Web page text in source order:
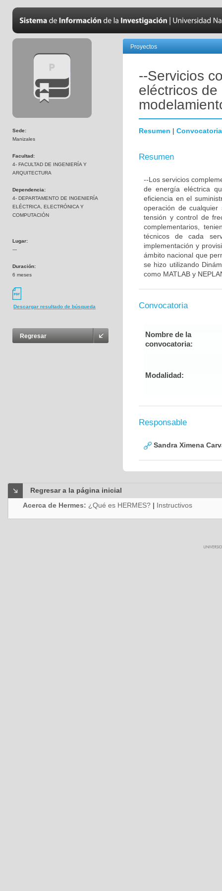
Sede:
Manizales
Facultad:
4- FACULTAD DE INGENIERÍA Y
ARQUITECTURA
Dependencia:
4- DEPARTAMENTO DE INGENIERÍA
ELÉCTRICA, ELECTRÓNICA Y
COMPUTACIÓN
Lugar:
---
Duración:
6 meses
Descargar resultado de búsqueda
Regresar
Proyectos
--Servicios
eléctricos
Resumen | Convocatoria
Resumen
--Los servicios
de energía eléctrica
eficiencia en el
operación de
tensión y control de
complementarios,
técnicos de cada
implementación y
ámbito nacional que
se hizo utilizando
como MATLAB y
Convocatoria
Nombre de la
convocatoria:
Modalidad:
Responsable
Sandra Ximena
Regresar a la página inicial
Acerca de Hermes: ¿Qué es HERMES? | Instructivos